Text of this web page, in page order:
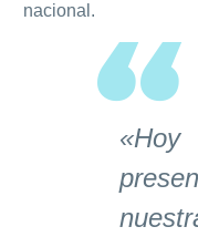
nacional.